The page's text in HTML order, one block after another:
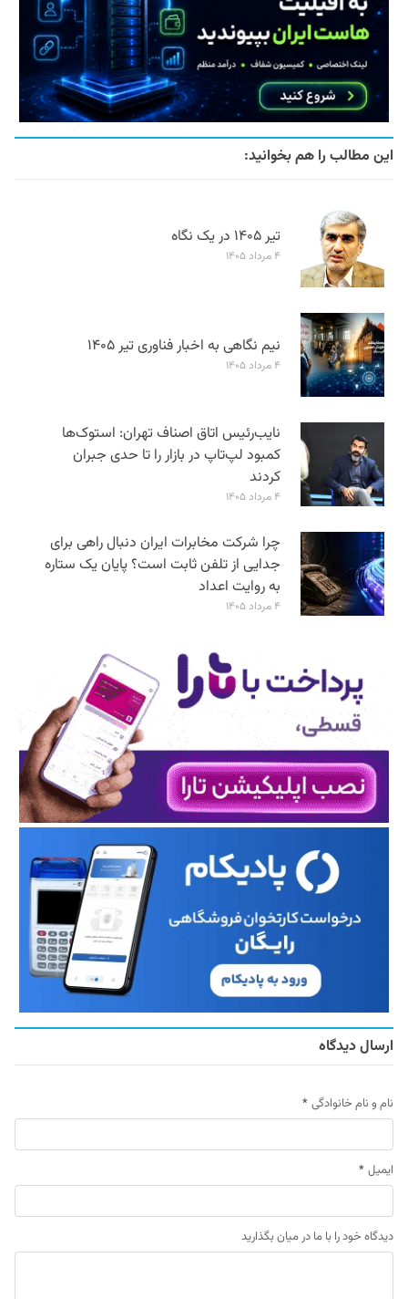
این مطالب را هم بخوانید:
تیر ۱۴۰۵ در یک نگاه
۴ مرداد ۱۴۰۵
نیم نگاهی به اخبار فناوری تیر ۱۴۰۵
۴ مرداد ۱۴۰۵
نایب‌رئیس اتاق اصناف تهران: استوک‌ها
کمبود لپ‌تاپ در بازار را تا حدی جبران
کردند
۴ مرداد ۱۴۰۵
چرا شرکت مخابرات ایران دنبال راهی برای
جدایی از تلفن ثابت است؟ پایان یک ستاره
به روایت اعداد
۴ مرداد ۱۴۰۵
ارسال دیدگاه
نام و نام خانوادگی *
ایمیل *
دیدگاه خود را با ما در میان بگذارید